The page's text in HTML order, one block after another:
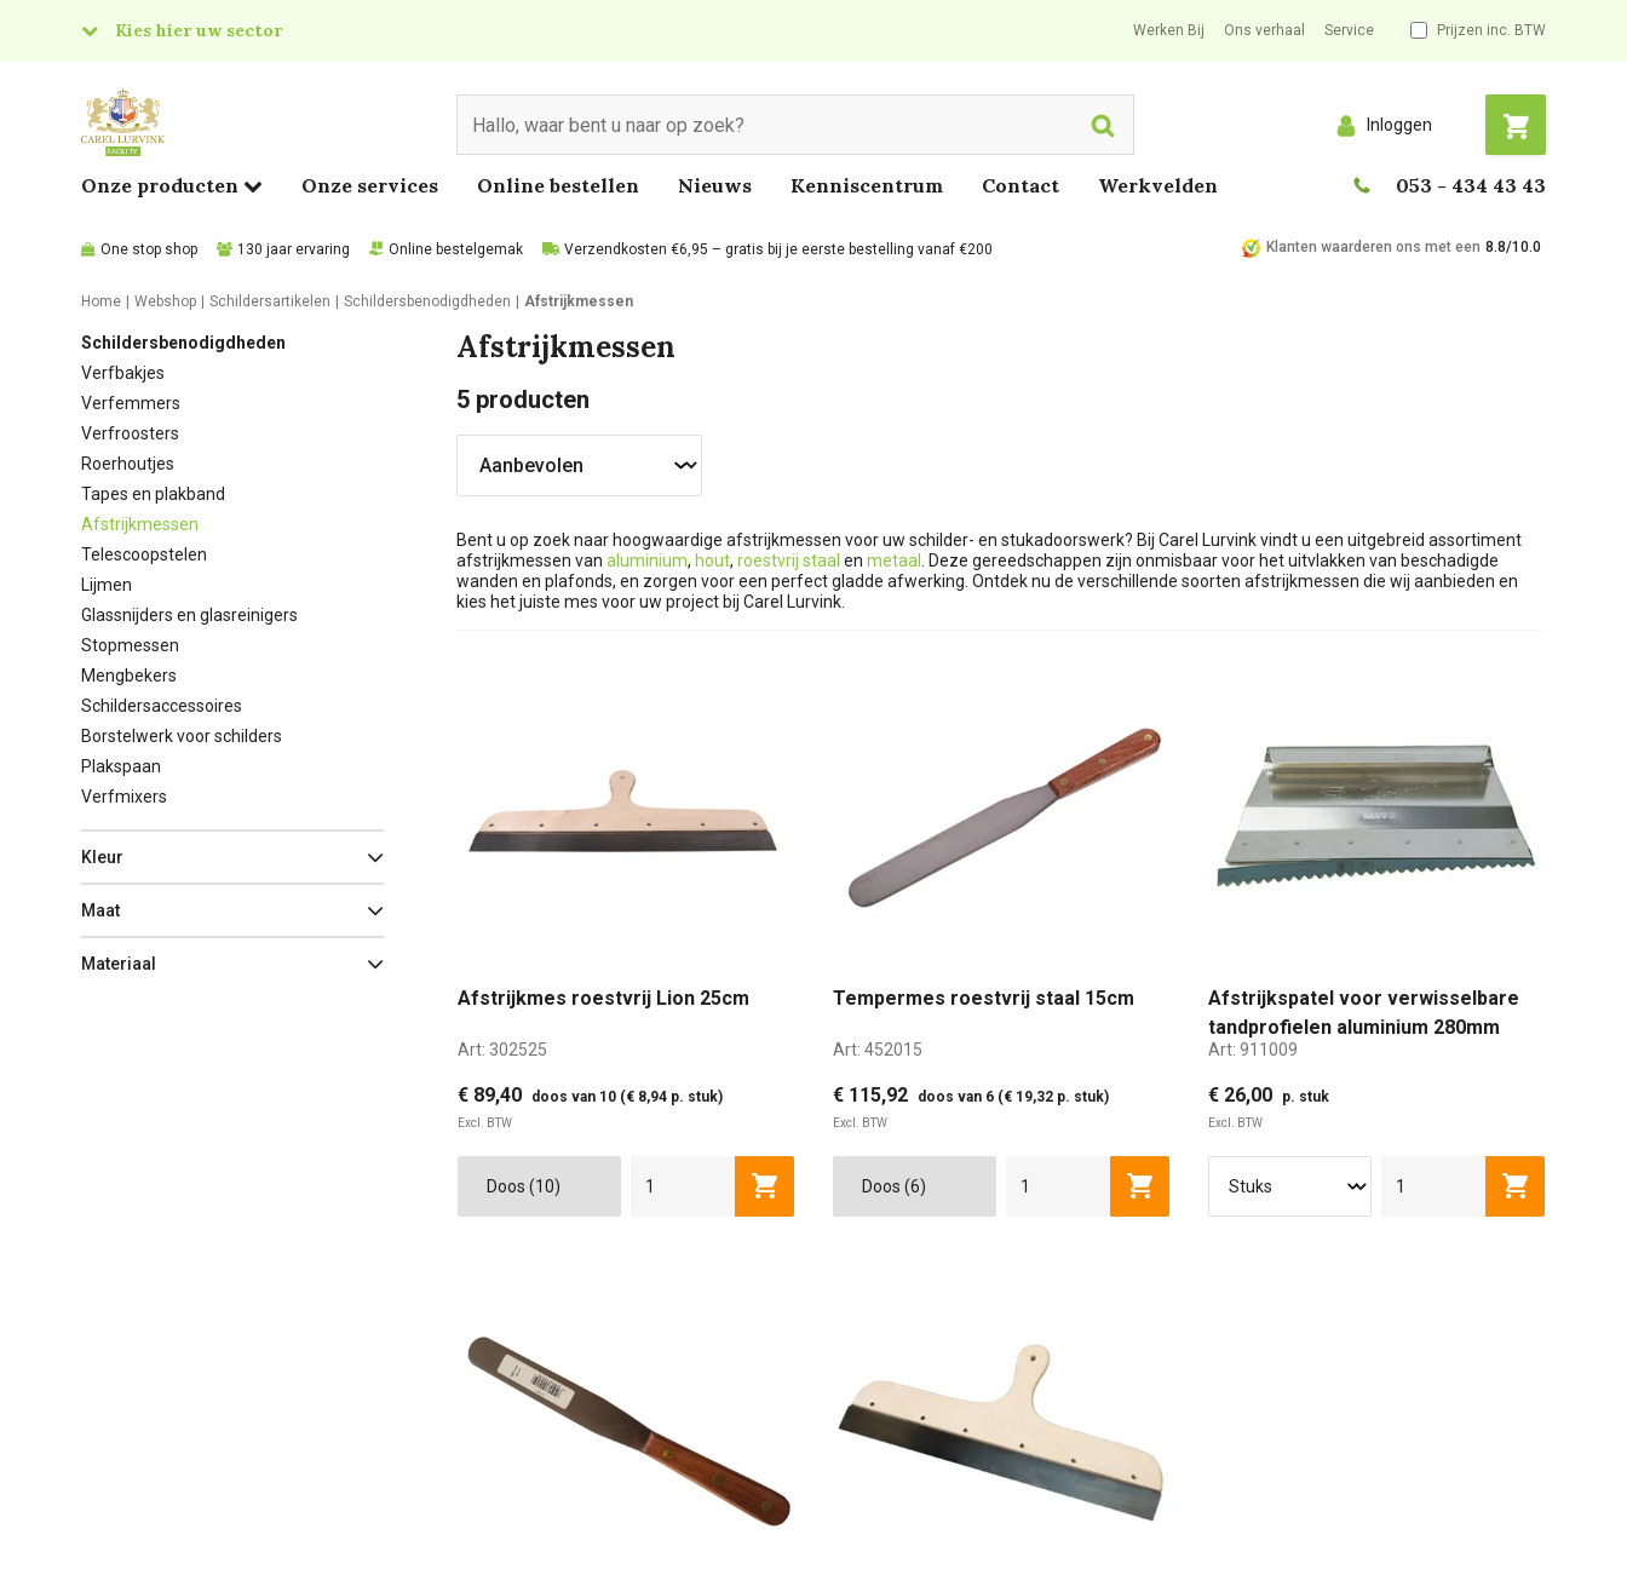
Kies hier uw sector
Food
Werken Bij Ons verhaal Service Prijzen inc. BTW
Search Inloggen
Onze producten Onze services Online bestellen Nieuws Kenniscentrum Contact Werkvelden 053 - 434 43 43
One stop shop 130 jaar ervaring Online bestelgemak Verzendkosten €6,95 – gratis bij je eerste bestelling vanaf €200 Klanten waarderen ons met een 8.8/10.0
Home Webshop Schildersartikelen Schildersbenodigdheden Afstrijkmessen
Schildersbenodigdheden
Verfbakjes
Verfemmers
Verfroosters
Roerhoutjes
Tapes en plakband
Afstrijkmessen
Telescoopstelen
Lijmen
Glassnijders en glasreinigers
Stopmessen
Mengbekers
Schildersaccessoires
Borstelwerk voor schilders
Plakspaan
Verfmixers
Kleur
Maat
Materiaal
Afstrijkmessen
5 producten
Bent u op zoek naar hoogwaardige afstrijkmessen voor uw schilder- en stukadoorswerk? Bij Carel Lurvink vindt u een uitgebreid assortiment
afstrijkmessen van aluminium, hout, roestvrij staal en metaal
. Deze gereedschappen zijn onmisbaar voor het uitvlakken van beschadigde
wanden en plafonds, en zorgen voor een perfect gladde afwerking. Ontdek nu de verschillende soorten afstrijkmessen die wij aanbieden en
kies het juiste mes voor uw project bij Carel Lurvink.
Afstrijkmes roestvrij Lion 25cm
Art: 302525
€ 89,40 doos van 10 (€ 8,94 p. stuk)
Excl. BTW
25 CM 60 CM Toevoegen aan winkelwagen
Tempermes roestvrij staal 15cm
Art: 452015
€ 115,92 doos van 6 (€ 19,32 p. stuk)
Excl. BTW
15 CM 25 CM Toevoegen aan winkelwagen
Afstrijkspatel voor verwisselbare
tandprofielen aluminium 280mm
Art: 911009
€ 26,00 p. stuk
Excl. BTW
Toevoegen